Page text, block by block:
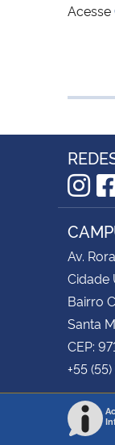
Acesse
Av.
Cidade
Bairro
Santa
CEP:
+55